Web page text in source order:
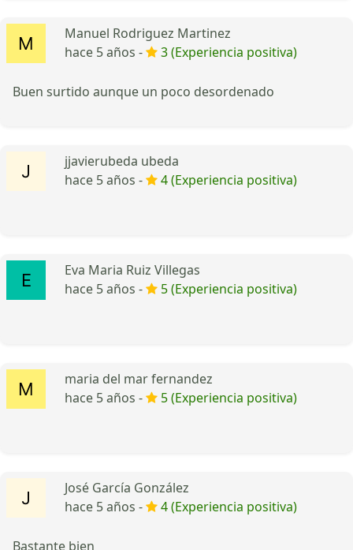
Manuel Rodriguez Martinez
hace 5 años -
3 (Experiencia positiva)
Buen surtido aunque un poco desordenado
jjavierubeda ubeda
hace 5 años -
4 (Experiencia positiva)
Eva Maria Ruiz Villegas
hace 5 años -
5 (Experiencia positiva)
maria del mar fernandez
hace 5 años -
5 (Experiencia positiva)
José García González
hace 5 años -
4 (Experiencia positiva)
Bastante bien